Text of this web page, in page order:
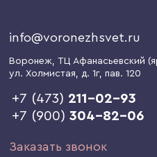
info@voronezhsvet.ru
Воронеж, ТЦ Афанасьевский
ул. Холмистая, д. 1г, пав. 120
+7 (473) 211-02-93
+7 (900)304-82-06
Заказать звонок